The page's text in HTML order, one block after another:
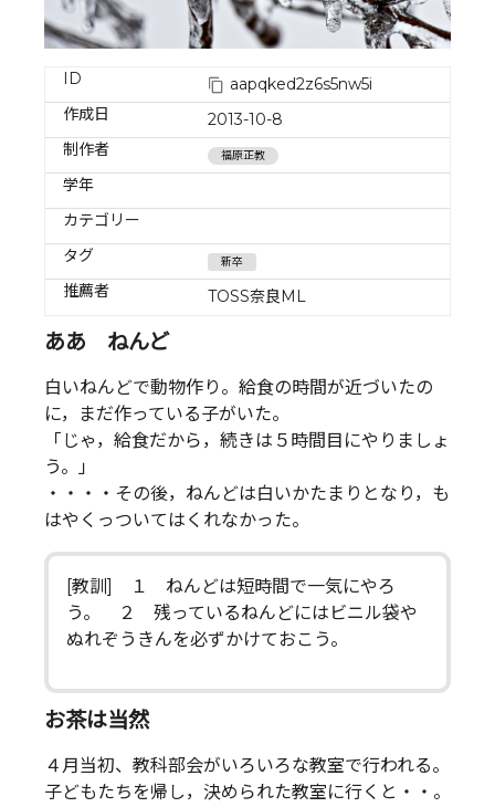
ID
aapqked2z6s5nw5i
作成日
2013-10-8
制作者
福原正教
学年
カテゴリー
タグ
新卒
推薦者 TOSS奈良ML
ああ ねんど
白いねんどで動物作り。給食の時間が近づいたの
に，まだ作っている子がいた。
「じゃ，給食だから，続きは５時間目にやりましょ
う。」
・・・・その後，ねんどは白いかたまりとなり，も
はやくっついてはくれなかった。
[教訓] １ ねんどは短時間で一気にやろ
う。 ２ 残っているねんどにはビニル袋や
ぬれぞうきんを必ずかけておこう。
お茶は当然
４月当初、教科部会がいろいろな教室で行われる。
子どもたちを帰し，決められた教室に行くと・・。